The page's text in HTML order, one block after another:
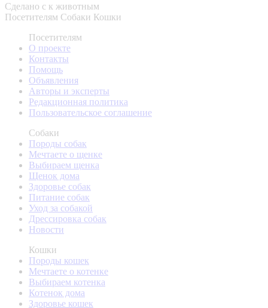
Сделано с к животным
Посетителям Собаки Кошки
Посетителям
О проекте
Контакты
Помощь
Объявления
Авторы и эксперты
Редакционная политика
Пользовательское соглашение
Собаки
Породы собак
Мечтаете о щенке
Выбираем щенка
Щенок дома
Здоровье собак
Питание собак
Уход за собакой
Дрессировка собак
Новости
Кошки
Породы кошек
Мечтаете о котенке
Выбираем котенка
Котенок дома
Здоровье кошек